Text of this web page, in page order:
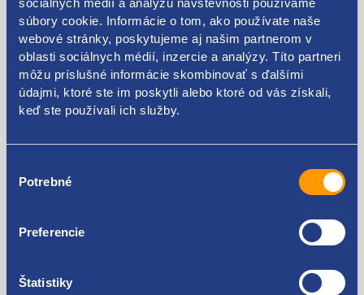
sociálnych médií a analýzu návštevnosti používame
súbory cookie. Informácie o tom, ako používate naše
webové stránky, poskytujeme aj našim partnerom v
oblasti sociálnych médií, inzercie a analýzy. Títo partneri
môžu príslušné informácie skombinovať s ďalšími
údajmi, ktoré ste im poskytli alebo ktoré od vás získali,
keď ste používali ich služby.
súhlasu
Potrebné
Preferencie
Štatistiky
Kódy produktov
Renault Fluence 2.0 16V - F4R
Renault Mégane III 2008 - 2015 1.4 TCe - H4J